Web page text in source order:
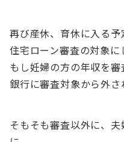
再び産休、育休に入る予
住宅ローン審査の対象に
もし妊婦の方の年収を審
銀行に審査対象から外さ
そもそも審査以外に、